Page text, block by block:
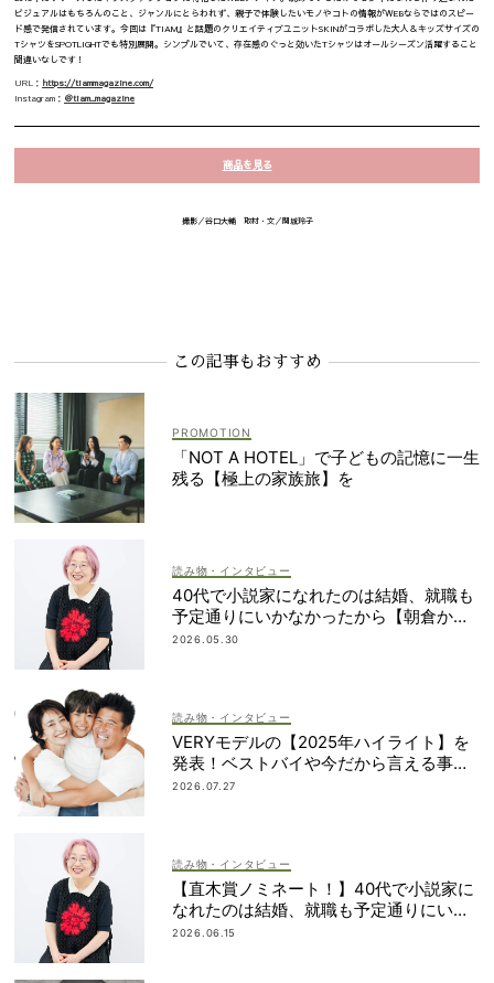
ビジュアルはもちろんのこと、ジャンルにとらわれず、親子で体験したいモノやコトの情報がWEBならではのスピー
ド感で発信されています。今回は『TIAM』と話題のクリエイティブユニットSKINがコラボした大人＆キッズサイズの
TシャツをSPOTLIGHTでも特別展開。シンプルでいて、存在感のぐっと効いたTシャツはオールシーズン活躍すること
間違いなしです！
URL： https://tiammagazine.com/
Instagram： ＠tiam_magazine
商品を見る
撮影／谷口大輔 取材・文／関城玲子
この記事もおすすめ
「NOT A HOTEL」で子どもの記憶に一生
残る【極上の家族旅】を
読み物・インタビュー
40代で小説家になれたのは結婚、就職も
予定通りにいかなかったから【朝倉かす
みさん】
2026.05.30
読み物・インタビュー
VERYモデルの【2025年ハイライト】を
発表！ベストバイや今だから言える事件
簿も大公開
2026.07.27
読み物・インタビュー
【直木賞ノミネート！】40代で小説家に
なれたのは結婚、就職も予定通りにいか
なかったから｜朝倉かすみさん
2026.06.15